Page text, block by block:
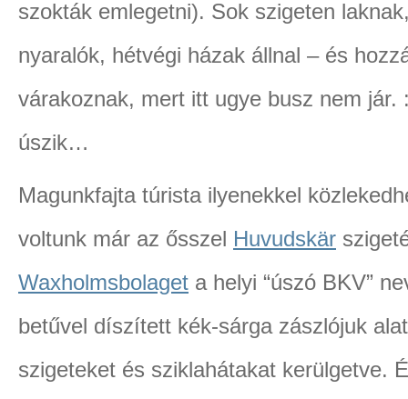
szokták emlegetni). Sok szigeten
nyaralók, hétvégi házak állnal – és
várakoznak, mert itt ugye busz nem jár.
úszik…
Magunkfajta túrista ilyenekkel
voltunk már az ősszel Huvudskär
Waxholmsbolaget a helyi “úszó BKV”
betűvel díszített kék-sárga zászlójuk
szigeteket és sziklahátakat kerülgetve.